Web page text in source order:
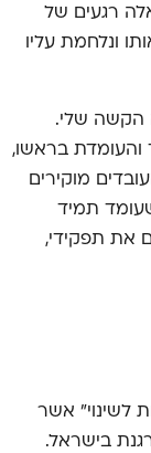
רגעים של
ונלחמת עליו
הקשה שלי.
והעומדת בראשו,
מוקירים
תמיד
את תפקידי,
לשינוי" אשר
בישראל.